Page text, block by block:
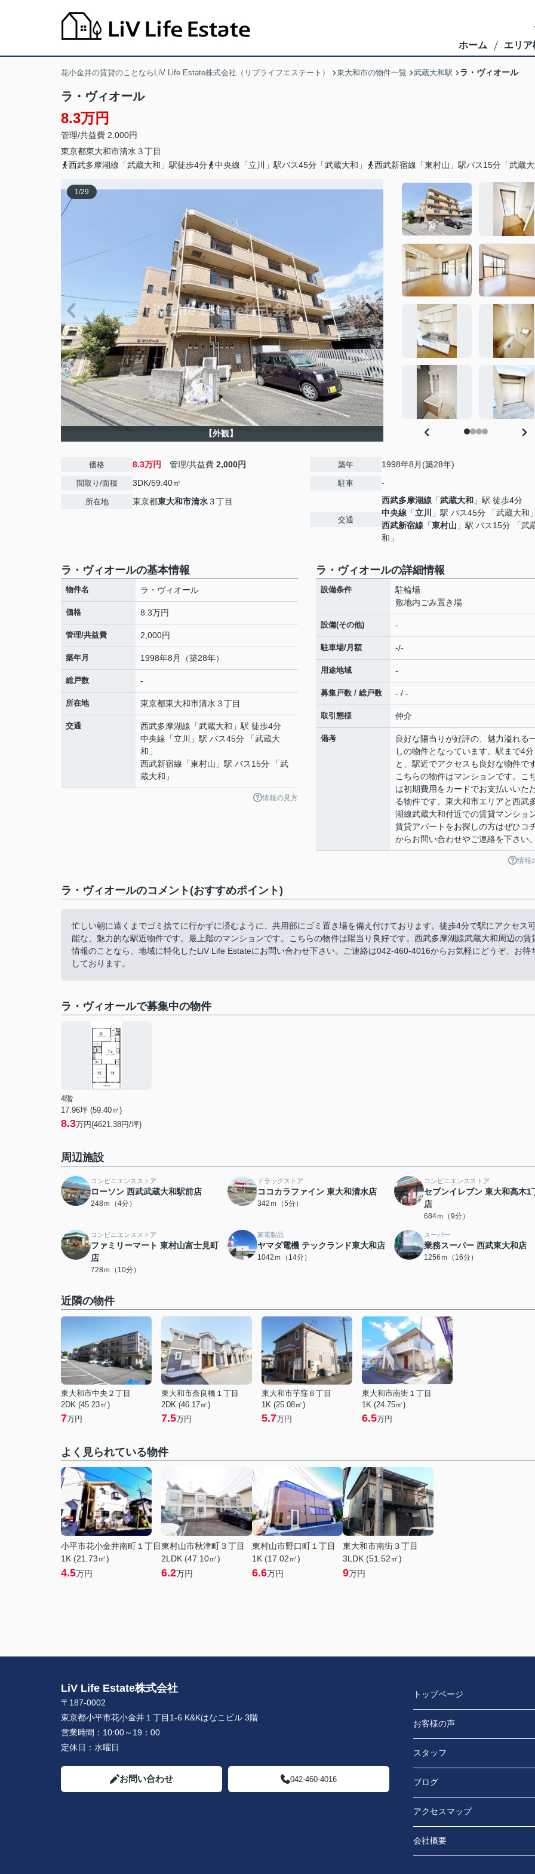
ホーム エリア
花小金井の賃貸のことならLiV Life Estate株式会社（リブライフエステート） 東大和市の物件一覧 武蔵大和駅 ラ・ヴィオール
ラ・ヴィオール
8.3万円
管理/共益費 2,000円
東京都東大和市清水 ３丁目
西武多摩湖線「武蔵大和」駅徒歩4分
中央線「立川」駅バス45分「武蔵大和」 西武新宿線「東村山」駅バス15分「武蔵
1/29
【外観】
価格 8.3万円 管理/共益費 2,000円
間取り/面積 3DK/59.40㎡
所在地 東京都東大和市清水３丁目
築年 1998年8月(築28年)
駐車 -
交通
西武多摩湖線 「武蔵大和 」駅 徒歩4分
中央線 「立川
」駅 バス45分 「武蔵大和
西武新宿線 「東村山 」駅 バス15分 「武
和」
ラ・ヴィオールの基本情報
物件名 ラ・ヴィオール
価格 8.3万円
管理/共益費 2,000円
築年月 1998年8月（築28年）
総戸数 -
所在地 東京都東大和市清水 ３丁目
交通 西武多摩湖線 「武蔵大和 」駅 徒歩4分
中央線 「立川
」駅 バス45分 「武蔵大
和」
西武新宿線 「東村山 」駅 バス15分 「武
蔵大和」
情報の見方
ラ・ヴィオールの詳細情報
設備条件
駐輪場
敷地内ごみ置き場
設備(その他) -
駐車場/月額 -/-
用途地域 -
募集戸数 / 総戸数 - / -
取引態様 仲介
備考
良好な陽当りが好評の、魅力溢れる
しの物件となっています。駅まで4分
と、駅近でアクセスも良好な物件で
こちらの物件はマンションです。こ
は初期費用をカードでお支払いいた
る物件です。東大和市エリアと西武
湖線武蔵大和付近での賃貸マンショ
賃貸アパートをお探しの方はぜひコ
からお問い合わせやご連絡を下さい
情報
ラ・ヴィオールのコメント(おすすめポイント)
忙しい朝に遠くまでゴミ捨てに行かずに済むように、共用部にゴミ置き場を備え付けております。徒歩4分で駅にアクセス
能な、魅力的な駅近物件です。最上階のマンションです。こちらの物件は陽当り良好です。西武多摩湖線武蔵大和周辺の賃
情報のことなら、地域に特化したLiV Life Estateにお問い合わせ下さい。ご連絡は042-460-4016からお気軽にどうぞ、お待
しております。
ラ・ヴィオールで募集中の物件
4階
17.96坪 (59.40㎡)
8.3万円(4621.38円/坪)
周辺施設
コンビニエンスストア
ローソン 西武武蔵大和駅前店
248ｍ（4分）
ドラッグストア
ココカラファイン 東大和清水店
342ｍ（5分）
コンビニエンスストア
セブンイレブン 東大和高木1
店
684ｍ（9分）
コンビニエンスストア
ファミリーマート 東村山富士見町
店
728ｍ（10分）
家電製品
ヤマダ電機 テックランド東大和店
1042ｍ（14分）
スーパー
業務スーパー 西武東大和店
1256ｍ（16分）
近隣の物件
東大和市中央２丁目
2DK (45.23㎡)
7万円
東大和市奈良橋１丁目
2DK (46.17㎡)
7.5万円
東大和市芋窪６丁目
1K (25.08㎡)
5.7万円
東大和市南街１丁目
1K (24.75㎡)
6.5万円
よく見られている物件
小平市花小金井南町１丁目
1K (21.73㎡)
4.5万円
東村山市秋津町３丁目
2LDK (47.10㎡)
6.2万円
東村山市野口町１丁目
1K (17.02㎡)
6.6万円
東大和市南街３丁目
3LDK (51.52㎡)
9万円
LiV Life Estate株式会社
〒187-0002
東京都小平市花小金井１丁目1-6 K&Kはなこビル 3階
営業時間： 10:00～19：00
定休日： 水曜日
お問い合わせ 042-460-4016
トップページ
お客様の声
スタッフ
ブログ
アクセスマップ
会社概要